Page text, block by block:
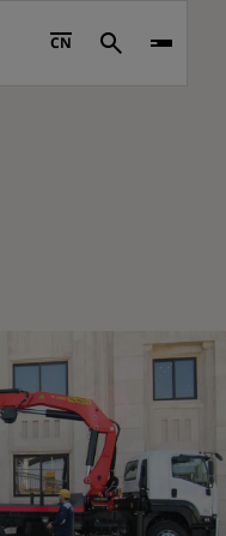
CN Search